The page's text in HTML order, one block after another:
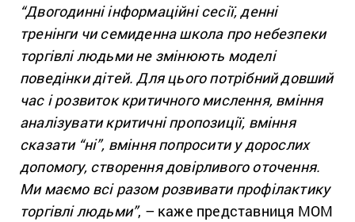
“Двогодинні інформаційні сесії, денні
тренінги чи семиденна школа про небезпеки
торгівлі людьми не змінюють моделі
поведінки дітей. Для цього потрібний довший
час і розвиток критичного мислення, вміння
аналізувати критичні пропозиції, вміння
сказати “ні”, вміння попросити у дорослих
допомогу, створення довірливого оточення.
Ми маємо всі разом розвивати профілактику
торгівлі людьми”, – каже представниця МОМ